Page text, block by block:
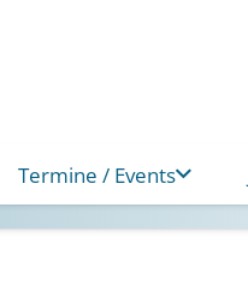
Termine / Events